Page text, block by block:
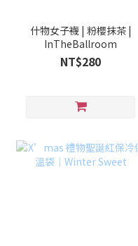
什物女子襪 | 粉櫻抹茶 |
InTheBallroom
NT$280